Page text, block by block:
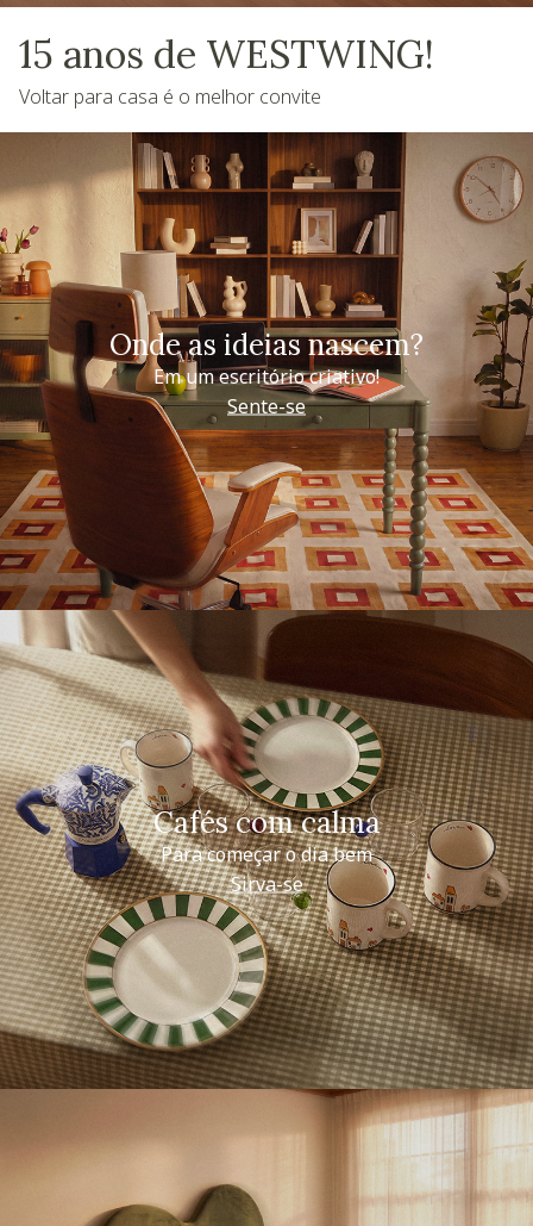
15 anos de WESTWING!
Voltar para casa é o melhor convite
Onde as ideias nascem?
Em um escritório criativo!
Sente-se
Cafés com calma
Para começar o dia bem
Sirva-se